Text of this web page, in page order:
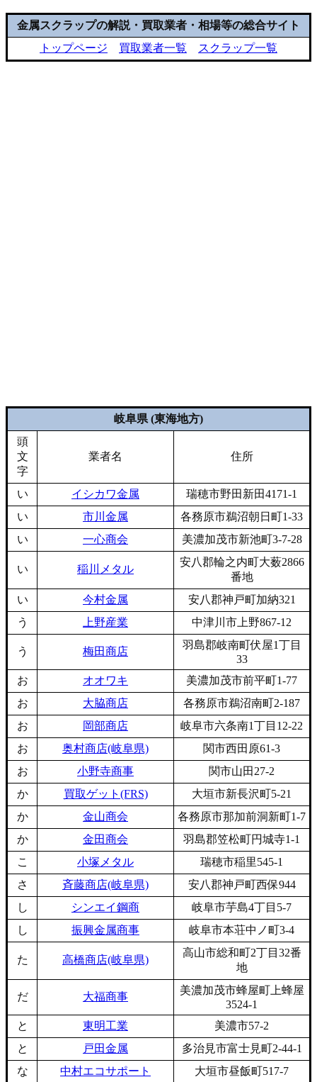
金属スクラップの解説・買取業者・相場等の総合サイト
トップページ
買取業者一覧 スクラップ一覧
岐阜県 (東海地方)
頭
文
字
業者名 住所
い イシカワ金属
瑞穂市野田新田4171-1
い
市川金属
各務原市鵜沼朝日町1-33
い
一心商会 美濃加茂市新池町3-7-28
い 稲川メタル
安八郡輪之内町大薮2866
番地
い
今村金属
安八郡神戸町加納321
う
上野産業 中津川市上野867-12
う 梅田商店
羽島郡岐南町伏屋1丁目
33
お
オオワキ
美濃加茂市前平町1-77
お
大脇商店
各務原市鵜沼南町2-187
お
岡部商店
岐阜市六条南1丁目12-22
お
奥村商店(岐阜県)
関市西田原61-3
お
小野寺商事
関市山田27-2
か
買取ゲット(FRS)
大垣市新長沢町5-21
か
金山商会
各務原市那加前洞新町1-7
か
金田商会
羽島郡笠松町円城寺1-1
こ
小塚メタル
瑞穂市稲里545-1
さ
斉藤商店(岐阜県)
安八郡神戸町西保944
し
シンエイ鋼商
岐阜市芋島4丁目5-7
し
振興金属商事 岐阜市本荘中ノ町3-4
た 高橋商店(岐阜県)
高山市総和町2丁目32番
地
だ 大福商事
美濃加茂市蜂屋町上蜂屋
3524-1
と
東明工業
美濃市57-2
と
戸田金属
多治見市富士見町2-44-1
な
中村エコサポート
大垣市昼飯町517-7